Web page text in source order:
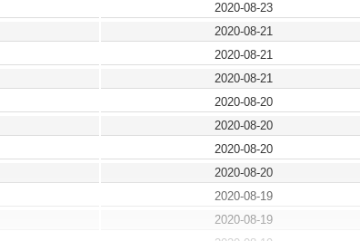
2020-08-23
2020-08-21
2020-08-21
2020-08-21
2020-08-20
2020-08-20
2020-08-20
2020-08-20
2020-08-19
2020-08-19